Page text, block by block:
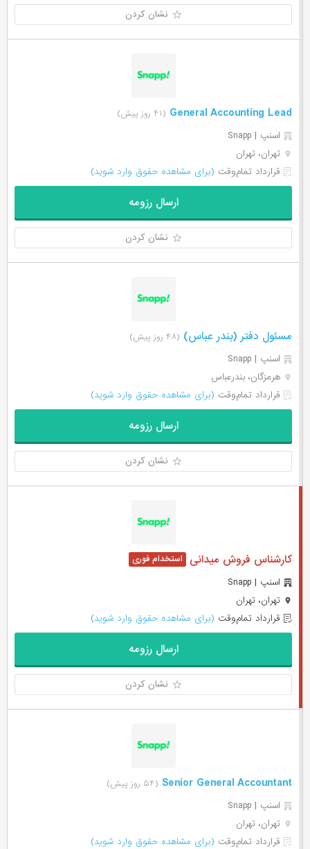
نشان کردن
General Accounting Lead (۴۱ روز پیش)
اسنپ | Snapp
تهران، تهران
قرارداد تمام‌وقت (برای مشاهده حقوق وارد شوید)
ارسال رزومه
نشان کردن
مسئول دفتر (بندر عباس) (۴۸ روز پیش)
اسنپ | Snapp
هرمزگان، بندرعباس
قرارداد تمام‌وقت (برای مشاهده حقوق وارد شوید)
ارسال رزومه
نشان کردن
کارشناس فروش میدانی
اسنپ | Snapp
تهران، تهران
قرارداد تمام‌وقت (برای مشاهده حقوق وارد شوید)
ارسال رزومه
نشان کردن
Senior General Accountant (۵۴ روز پیش)
اسنپ | Snapp
تهران، تهران
قرارداد تمام‌وقت (برای مشاهده حقوق وارد شوید)